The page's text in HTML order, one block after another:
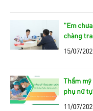
"Em
chàng
15/07/
Thẩm
phụ nữ
11/07/